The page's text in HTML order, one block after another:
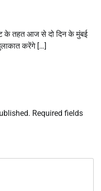
के तहत आज से दो दिन के मुंबई
करेंगे […]
Required fields